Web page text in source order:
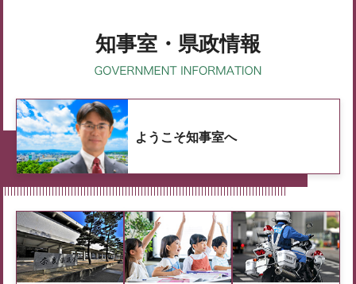
知事室・県政情報
ようこそ知事室へ